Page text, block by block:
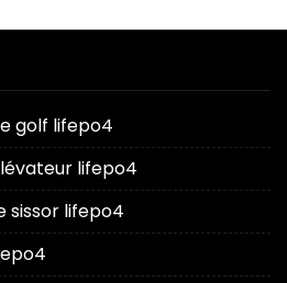
golf lifepo4
lifepo4
sissor lifepo4